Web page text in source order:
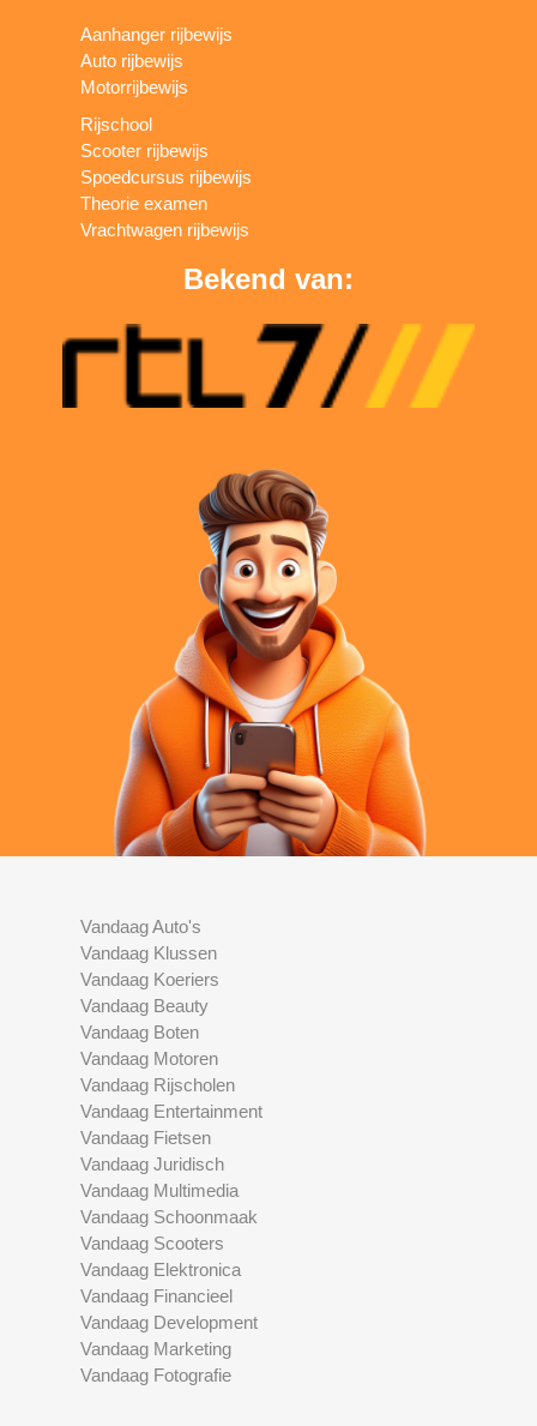
Aanhanger rijbewijs
Auto rijbewijs
Motorrijbewijs
Rijschool
Scooter rijbewijs
Spoedcursus rijbewijs
Theorie examen
Vrachtwagen rijbewijs
Bekend van:
Vandaag Auto's
Vandaag Klussen
Vandaag Koeriers
Vandaag Beauty
Vandaag Boten
Vandaag Motoren
Vandaag Rijscholen
Vandaag Entertainment
Vandaag Fietsen
Vandaag Juridisch
Vandaag Multimedia
Vandaag Schoonmaak
Vandaag Scooters
Vandaag Elektronica
Vandaag Financieel
Vandaag Development
Vandaag Marketing
Vandaag Fotografie